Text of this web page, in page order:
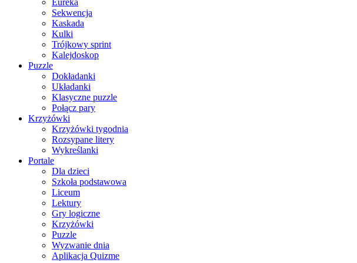
Sekwencja
Kaskada
Kulki
Trójkowy sprint
Kalejdoskop
Puzzle
Dokładanki
Układanki
Klasyczne puzzle
Połącz pary
Krzyżówki
Krzyżówki tygodnia
Rozsypane litery
Wykreślanki
Portale
Dla dzieci
Szkoła podstawowa
Liceum
Lektury
Gry logiczne
Krzyżówki
Puzzle
Wyzwanie dnia
Aplikacja Quizme